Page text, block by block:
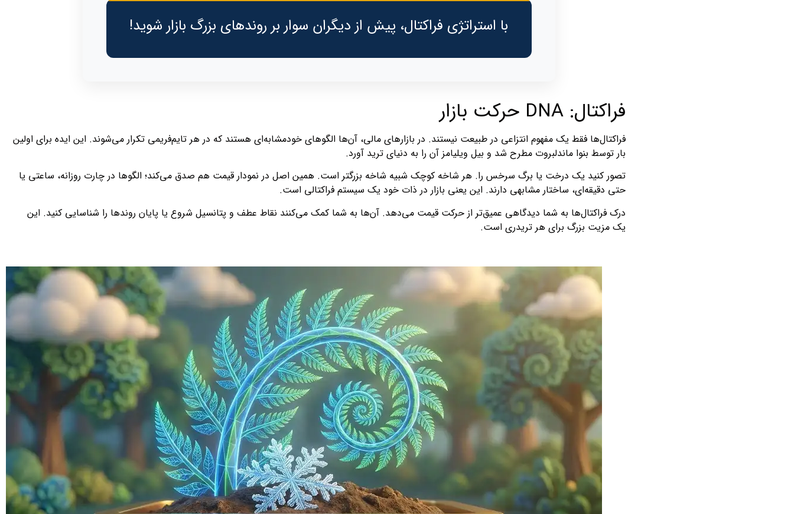
با استراتژی فراکتال، پیش از دیگران سوار بر روندهای بزرگ بازار شوید!
فراکتال: DNA حرکت بازار
فراکتال‌ها فقط یک مفهوم انتزاعی در طبیعت نیستند. در بازارهای مالی، آن‌ها الگوهای خودمشابه‌ای هستند که در هر تایم‌فریمی تکرار می‌شوند. این ایده برای اولین
بار توسط بنوا ماندلبروت مطرح شد و بیل ویلیامز آن را به دنیای ترید آورد.
تصور کنید یک درخت یا برگ سرخس را. هر شاخه کوچک شبیه شاخه بزرگتر است. همین اصل در نمودار قیمت هم صدق می‌کند؛ الگوها در چارت روزانه، ساعتی یا
حتی دقیقه‌ای، ساختار مشابهی دارند. این یعنی بازار در ذات خود یک سیستم فراکتالی است.
درک فراکتال‌ها به شما دیدگاهی عمیق‌تر از حرکت قیمت می‌دهد. آن‌ها به شما کمک می‌کنند نقاط عطف و پتانسیل شروع یا پایان روندها را شناسایی کنید. این
یک مزیت بزرگ برای هر تریدری است.